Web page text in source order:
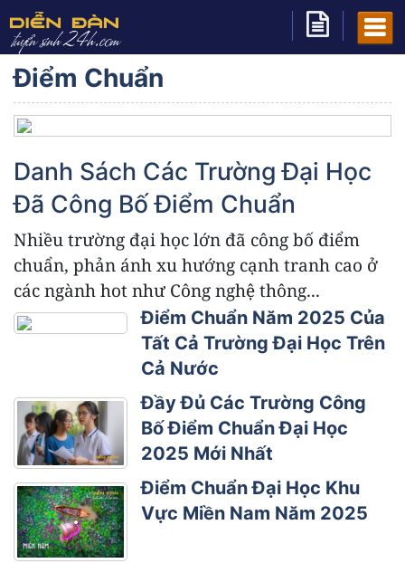
Điểm Chuẩn
Danh Sách Các Trường Đại Học
Đã Công Bố Điểm Chuẩn
Nhiều trường đại học lớn đã công bố điểm
chuẩn, phản ánh xu hướng cạnh tranh cao ở
các ngành hot như Công nghệ thông...
Điểm Chuẩn Năm 2025 Của
Tất Cả Trường Đại Học Trên
Cả Nước
Đầy Đủ Các Trường Công
Bố Điểm Chuẩn Đại Học
2025 Mới Nhất
Điểm Chuẩn Đại Học Khu
Vực Miền Nam Năm 2025